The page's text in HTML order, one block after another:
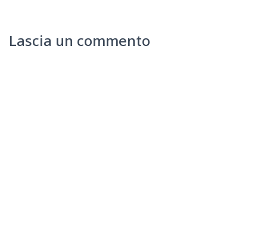
Lascia un commento